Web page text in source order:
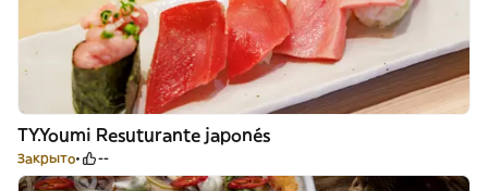
TY.Youmi Resuturante japonés
Закрыто --